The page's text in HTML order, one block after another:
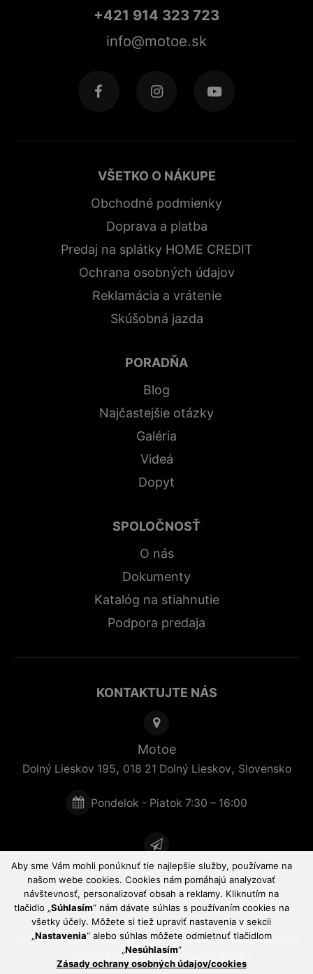
+421 914 323 723
info@motoe.sk
VŠETKO O NÁKUPE
Obchodné podmienky
Doprava a platba
Predaj na splátky HOME CREDIT
Ochrana osobných údajov
Reklamácia a vrátenie
Skúšobná jazda
PORADŇA
Blog
Najčastejšie otázky
Galéria
Videá
Dopyt
SPOLOČNOSŤ
O nás
Dokumenty
Katalóg na stiahnutie
Podpora predaja
KONTAKTUJTE NÁS
Motoe
Dolný Lieskov 195, 018 21 Dolný Lieskov, Slovensko
Pondelok - Piatok 7:30 – 16:00
Rýchla pomoc
© 2022 - 2026 Motoe,mapa stránky,RSS ,Nastavenie
Powered by Upgates Shops
Aby sme Vám mohli ponúknuť tie najlepšie služby, používame na
našom webe cookies. Cookies nám pomáhajú analyzovať
návštevnosť, personalizovať obsah a reklamy. Kliknutím na
tlačidlo „Súhlasím“ nám dávate súhlas s používaním cookies na
všetky účely. Môžete si tiež upraviť nastavenia v sekcii
„Nastavenia“ alebo súhlas môžete odmietnuť tlačidlom
„Nesúhlasím“
Zásady ochrany osobných údajov/cookies